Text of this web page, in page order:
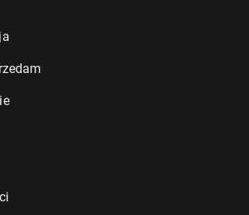
usu­nię­cie z kon­sty­tu­cji słów o